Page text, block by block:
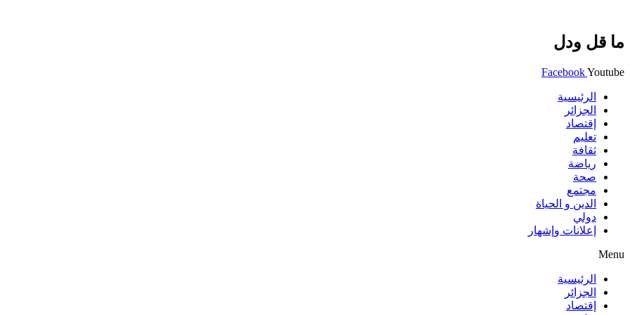
ما قل ودل
FacebookYoutube
الرئيسية
الجزائر
إقتصاد
تعليم
ثقافة
رياضة
صحة
مجتمع
الدين و الحياة
دولي
إعلانات وإشهار
Menu
الرئيسية
الجزائر
إقتصاد